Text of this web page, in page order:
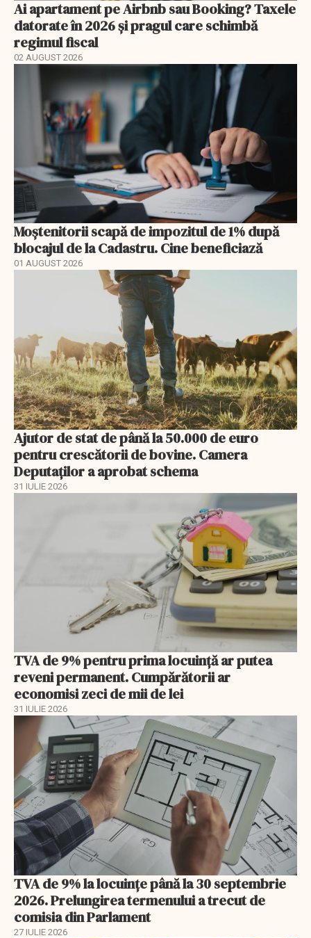
Ai apartament pe Airbnb sau Booking? Taxele
datorate în 2026 și pragul care schimbă
regimul fiscal
02 AUGUST 2026
Moștenitorii scapă de impozitul de 1% după
blocajul de la Cadastru. Cine beneficiază
01 AUGUST 2026
Ajutor de stat de până la 50.000 de euro
pentru crescătorii de bovine. Camera
Deputaților a aprobat schema
31 IULIE 2026
TVA de 9% pentru prima locuință ar putea
reveni permanent. Cumpărătorii ar
economisi zeci de mii de lei
31 IULIE 2026
TVA de 9% la locuințe până la 30 septembrie
2026. Prelungirea termenului a trecut de
comisia din Parlament
27 IULIE 2026